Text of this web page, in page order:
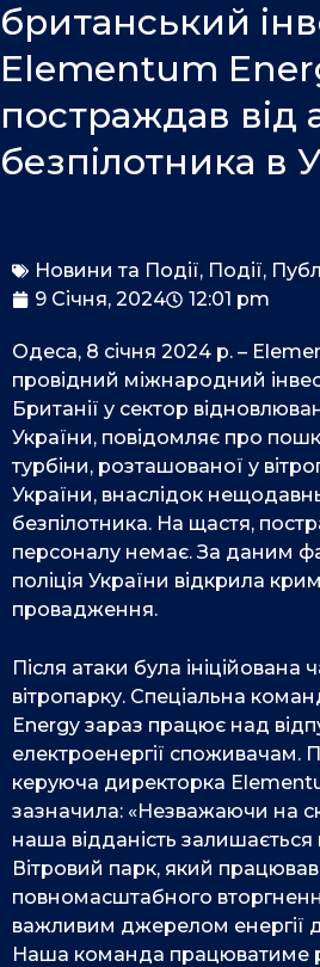
британський
Elementum
постраждав від
безпілотника в
Новини та Події, Події,
9 Січня, 2024
12:01 pm
Одеса, 8 січня 2024 р. –
провідний міжнародний
Британії у сектор
України, повідомляє про
турбіни, розташованої у
України, внаслідок
безпілотника. На щастя,
персоналу немає. За даним
поліція України відкрила
провадження.
Після атаки була ініційована
вітропарку. Спеціальна
Energy зараз працює над
електроенергії споживачам.
керуюча директорка
зазначила: «Незважаючи на
наша відданість
Вітровий парк, який працював
повномасштабного
важливим джерелом енергії
Наша команда працюватиме